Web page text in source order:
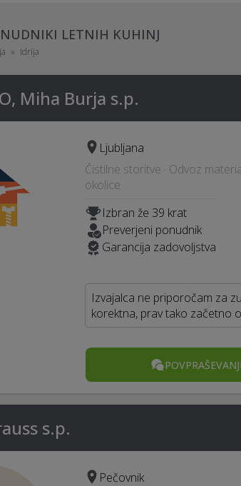
LETNIH KUHINJ
Idrija
Miha Burja s.p.
Ljubljana
Čistilne storitve · Odvoz
okolice
Izbran že 39 krat
Preverjeni ponudnik
Garancija zadovoljstva
Izvajalca ne priporočam za
korektna, prav tako začetno
s.p.
Pečovnik